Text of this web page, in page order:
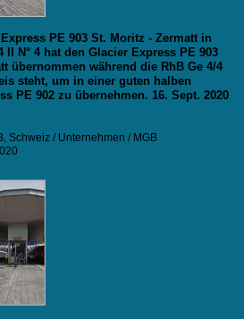
PE 903 St. Moritz - Zermatt in
II N° 4 hat den Glacier Express PE 903
übernommen während die RhB Ge 4/4
steht, um in einer guten halben
PE 902 zu übernehmen. 16. Sept. 2020
, Schweiz / Unternehmen / MGB